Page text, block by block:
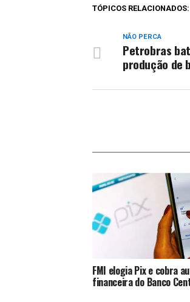
TÓPICOS RELACIONADOS:
NÃO PERCA
Petrobras
produção de
FMI elogia Pix e cobra
financeira do Banco